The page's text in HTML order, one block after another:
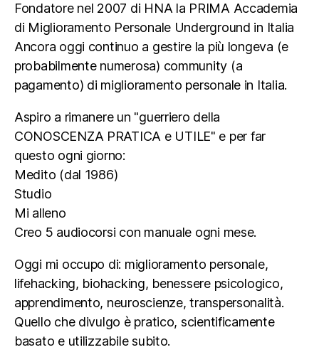
Fondatore nel 2007 di HNA la PRIMA Accademia
di Miglioramento Personale Underground in Italia
Ancora oggi continuo a gestire la più longeva (e
probabilmente numerosa) community (a
pagamento) di miglioramento personale in Italia.
Aspiro a rimanere un "guerriero della
CONOSCENZA PRATICA e UTILE" e per far
questo ogni giorno:
Medito (dal 1986)
Studio
Mi alleno
Creo 5 audiocorsi con manuale ogni mese.
Oggi mi occupo di: miglioramento personale,
lifehacking, biohacking, benessere psicologico,
apprendimento, neuroscienze, transpersonalità.
Quello che divulgo è pratico, scientificamente
basato e utilizzabile subito.